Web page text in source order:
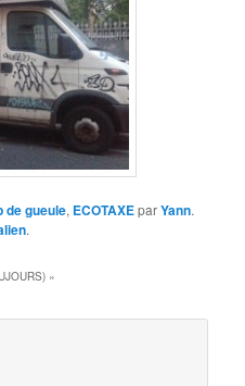
de gueule, ECOTAXEparYann.
.
»